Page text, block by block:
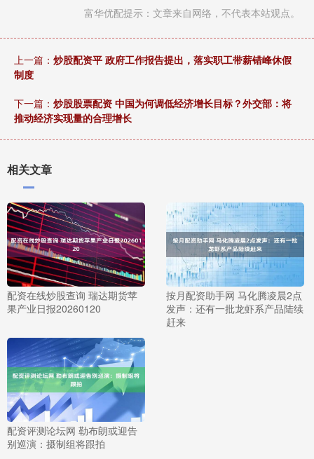
富华优配提示：文章来自网络，不代表本站观点。
上一篇： 炒股配资平 政府工作报告提出，落实职工带薪错峰休假
制度
下一篇： 炒股股票配资 中国为何调低经济增长目标？外交部：将
推动经济实现量的合理增长
相关文章
配资在线炒股查询 瑞达期货苹
果产业日报20260120
按月配资助手网 马化腾凌晨2点
发声：还有一批龙虾系产品陆续
赶来
配资评测论坛网 勒布朗或迎告
别巡演：摄制组将跟拍